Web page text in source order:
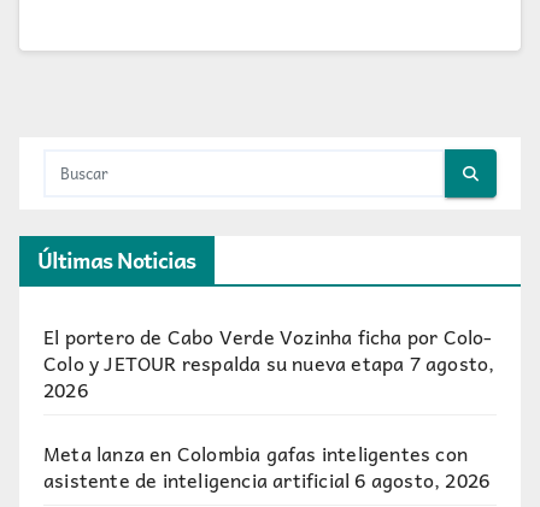
Últimas Noticias
El portero de Cabo Verde Vozinha ficha por Colo-
Colo y JETOUR respalda su nueva etapa7 agosto,
2026
Meta lanza en Colombia gafas inteligentes con
asistente de inteligencia artificial 6 agosto, 2026